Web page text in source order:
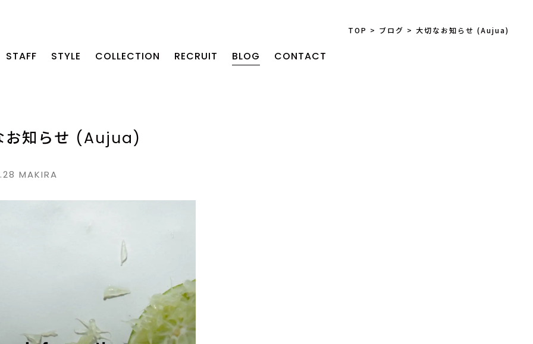
TOP > ブログ > 大切なお知らせ (Aujua)
STAFF STYLE COLLECTION RECRUIT BLOG CONTACT
お知らせ (Aujua)
MAKIRA